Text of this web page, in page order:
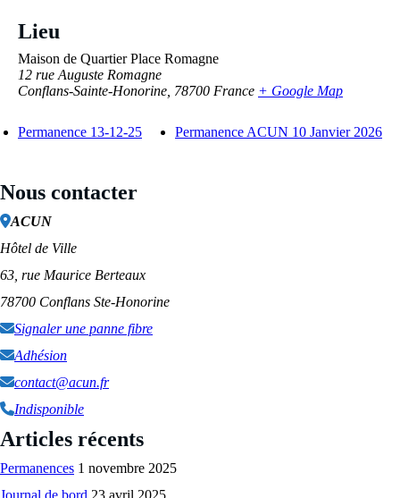
Lieu
Maison de Quartier Place Romagne
12 rue Auguste Romagne
Conflans-Sainte-Honorine 78700 France + Google Map
Permanence 13-12-25 Permanence ACUN 10 Janvier 2026
Nous contacter
ACUN
Hôtel de Ville
63, rue Maurice Berteaux
78700 Conflans Ste-Honorine
Signaler une panne fibre
Adhésion
contact@acun.fr
Indisponible
Articles récents
Permanences 1 novembre 2025
Journal de bord 23 avril 2025